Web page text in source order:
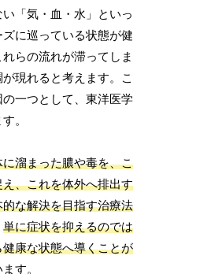
「気・血・水」といっ
に巡っている状態が健
らの流れが滞ってしま
現れると考えます。こ
一つとして、東洋医学
。
溜まった膿や毒を、こ
、これを体外へ排出す
な解決を目指す治療法
単に症状を抑えるのでは
康な状態へ導くことが
す。